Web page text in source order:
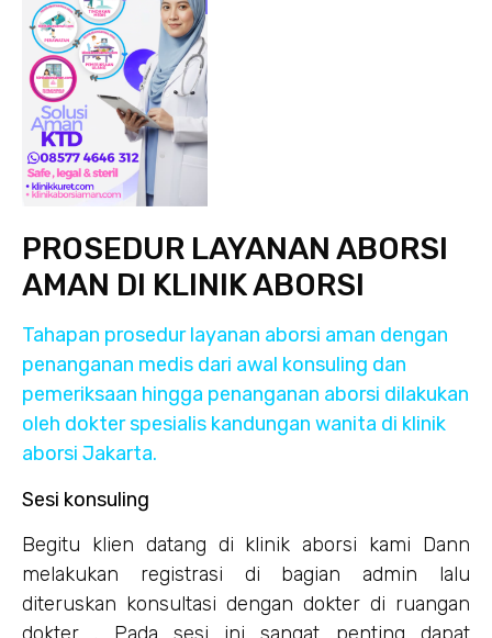
PROSEDUR LAYANAN ABORSI
AMAN DI KLINIK ABORSI
Tahapan prosedur layanan aborsi aman dengan
penanganan medis dari awal konsuling dan
pemeriksaan hingga penanganan aborsi dilakukan
oleh dokter spesialis kandungan wanita di klinik
aborsi Jakarta.
Sesi konsuling
Begitu klien datang di klinik aborsi kami Dann
melakukan registrasi di bagian admin lalu
diteruskan konsultasi dengan dokter di ruangan